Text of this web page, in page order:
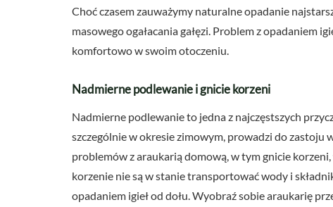
Choć czasem zauważymy naturalne opadanie
masowego ogałacania gałęzi. Problem z opadaniem
komfortowo w swoim otoczeniu.
Nadmierne podlewanie i gnicie korzeni
Nadmierne podlewanie to jedna z najczęstszych
szczególnie w okresie zimowym, prowadzi do zastoju
problemów z araukarią domową, w tym gnicie
korzenie nie są w stanie transportować wody i
opadaniem igieł od dołu. Wyobraź sobie araukarię